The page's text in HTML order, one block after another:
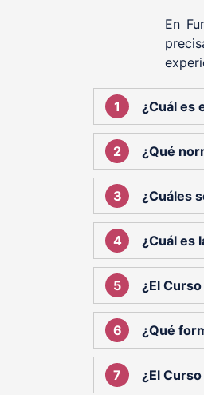
En
¿Cuál es
¿Qué
¿Cuáles
¿Cuál es
¿El
¿Qué
¿El